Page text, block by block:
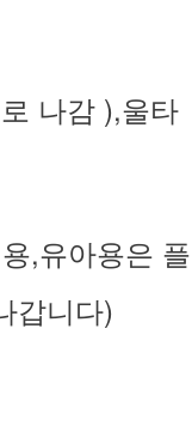
나감 ),울타
,유아용은 플
갑니다)